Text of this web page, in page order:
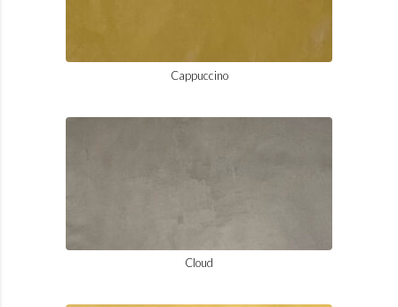
Cappuccino
Cloud